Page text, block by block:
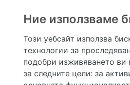
Hapche.bg НЕ е медицински, зравен или сроден
консултации и здравни съвети. Hapche.bg НЕ
осигурява диагноза и лечение. Hapche.bg НЕ
сродни специалисти и заведения. Hapche.bg НЕ
хранителни добавки. Информацията, публикувана в
Ние използваме
Този уебсайт използва
технологии за
подобри изживяването ви
за следните цели: за